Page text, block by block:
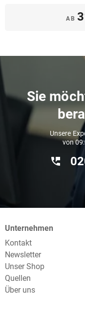
AB
Sie
Unsere
von
Unternehmen
Kontakt
Newsletter
Unser Shop
Quellen
Über uns